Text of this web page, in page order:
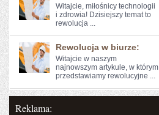
Witajcie, miłośnicy technologii
i zdrowia! ⁤Dzisiejszy temat to
rewolucja ...
Rewolucja w biurze:
Witajcie w ​naszym
najnowszym artykule, w którym​
przedstawiamy rewolucyjne ...
Reklama: